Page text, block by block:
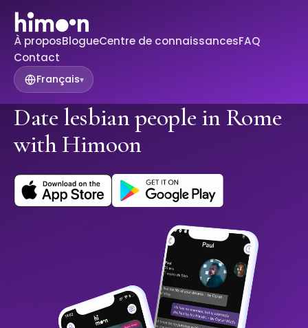
À proposBlogueCentre de connaissancesFAQ
Contact
Français▾
Date lesbian people in Rome
with Himoon